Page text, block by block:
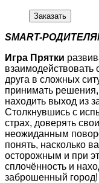
Заказать
SMART-
Игра Прятки
взаимодействовать
друга в сложных
принимать решения,
находить выход из
Столкнувшись с
страх, доверять
неожиданным
понять, насколько
осторожным и при
сплочённость и
заброшенный город!